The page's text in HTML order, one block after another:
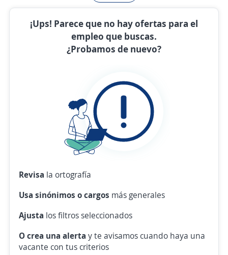
¡Ups! Parece que no hay ofertas para el
empleo que buscas.
¿Probamos de nuevo?
Revisa la ortografía
Usa sinónimos o cargos más generales
Ajusta los filtros seleccionados
O crea una alerta y te avisamos cuando haya una
vacante con tus criterios